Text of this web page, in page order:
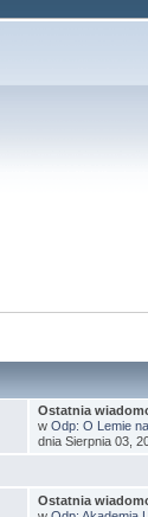
Ostatnia
wOdp: O Lemie
dnia Sierpnia 03,
Ostatnia